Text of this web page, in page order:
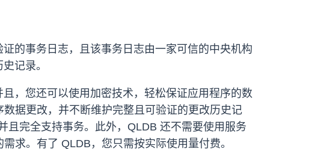
的事务日志，且该事务日志由一家可信的中央机构
记录。
，您还可以使用加密技术，轻松保证应用程序的数
据更改，并不断维护完整且可验证的更改历史记
且完全支持事务。此外，QLDB 还不需要使用服务
求。有了 QLDB，您只需按实际使用量付费。